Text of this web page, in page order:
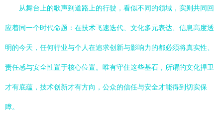
从舞台上的歌声到道路上的行驶，看似不同的领域，实则共同回
应着同一个时代命题：在技术飞速迭代、文化多元表达、信息高度透
明的今天，任何行业与个人在追求创新与影响力的都必须将真实性、
责任感与安全性置于核心位置。唯有守住这些基石，所谓的文化捍卫
才有底蕴，技术创新才有方向，公众的信任与安全才能得到切实保
障。